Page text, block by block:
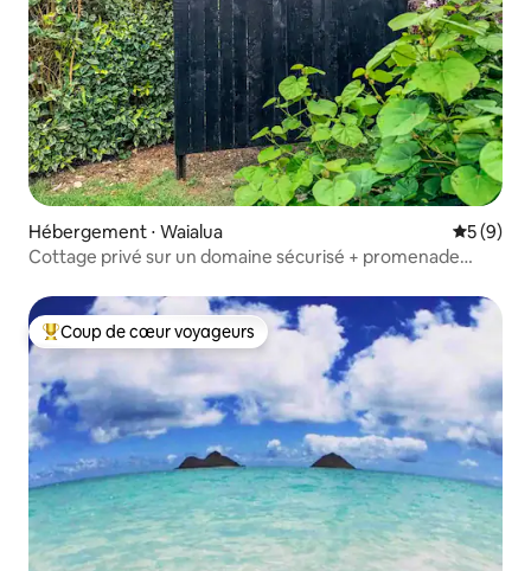
Hébergement ⋅ Waialua
5 (9)
Cottage privé sur un domaine sécurisé + promenade
Coups de cœur voyageurs les plus appréciés
Coup de cœur voyageurs